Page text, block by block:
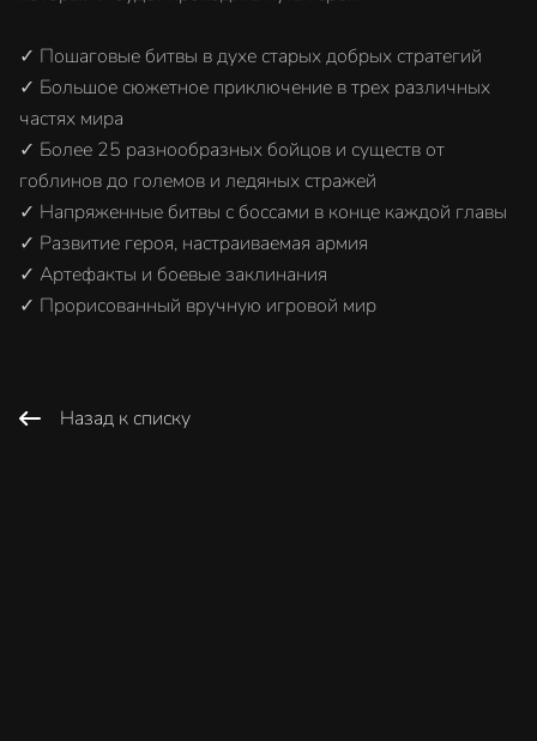
✓ Пошаговые битвы в духе старых добрых стратегий
✓ Большое сюжетное приключение в трех различных
частях мира
✓ Более 25 разнообразных бойцов и существ от
гоблинов до големов и ледяных стражей
✓ Напряженные битвы с боссами в конце каждой главы
✓ Развитие героя, настраиваемая армия
✓ Артефакты и боевые заклинания
✓ Прорисованный вручную игровой мир
Назад к списку